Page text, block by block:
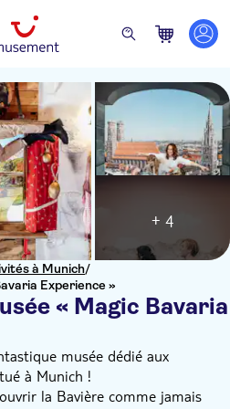
à Munich/
Experience »
« Magic Bavaria
+ 4
musée dédié aux
à Munich !
la Bavière comme jamais